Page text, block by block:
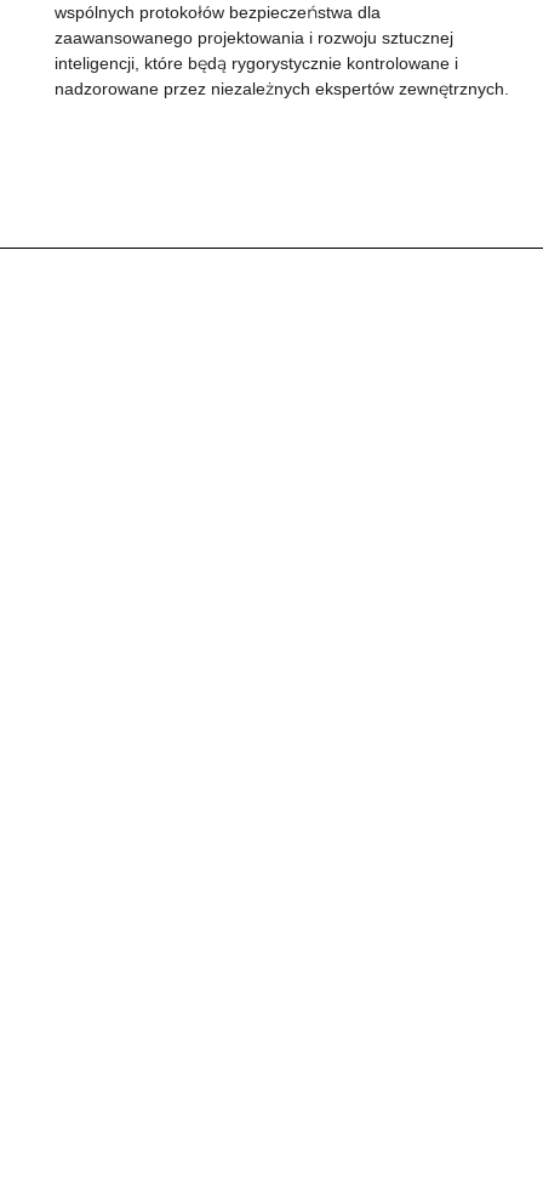
wspólnych protokołów bezpieczeństwa dla
zaawansowanego projektowania i rozwoju sztucznej
inteligencji, które będą rygorystycznie kontrolowane i
nadzorowane przez niezależnych ekspertów zewnętrznych.